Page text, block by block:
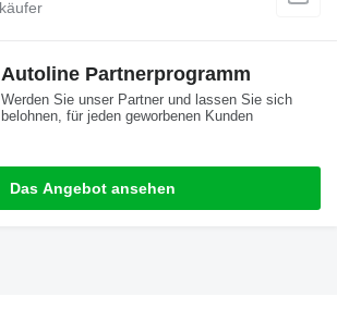
Autoline Partnerprogramm
Werden Sie unser Partner und lassen Sie sich
belohnen, für jeden geworbenen Kunden
Das Angebot ansehen